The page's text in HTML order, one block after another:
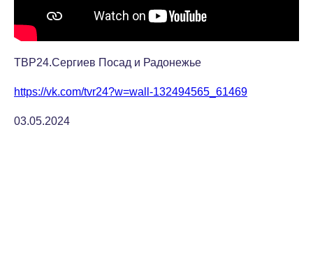
ТВР24.Сергиев Посад и Радонежье
https://vk.com/tvr24?w=wall-132494565_61469
03.05.2024